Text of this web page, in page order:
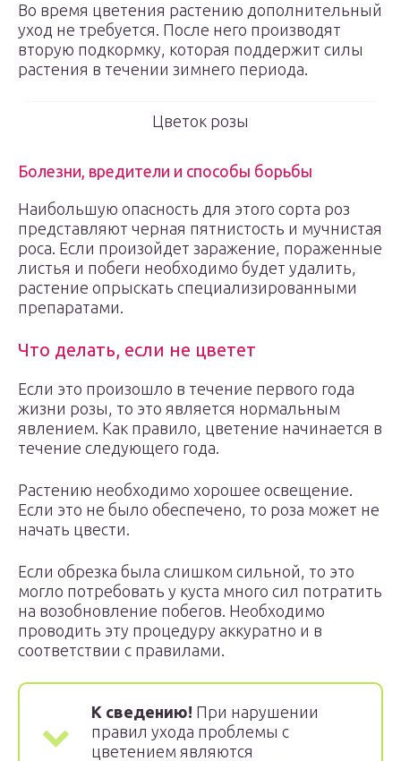
Во время цветения растению дополнительный
уход не требуется. После него производят
вторую подкормку, которая поддержит силы
растения в течении зимнего периода.
Цветок розы
Болезни, вредители и способы борьбы
Наибольшую опасность для этого сорта роз
представляют черная пятнистость и мучнистая
роса. Если произойдет заражение, пораженные
листья и побеги необходимо будет удалить,
растение опрыскать специализированными
препаратами.
Что делать, если не цветет
Если это произошло в течение первого года
жизни розы, то это является нормальным
явлением. Как правило, цветение начинается в
течение следующего года.
Растению необходимо хорошее освещение.
Если это не было обеспечено, то роза может не
начать цвести.
Если обрезка была слишком сильной, то это
могло потребовать у куста много сил потратить
на возобновление побегов. Необходимо
проводить эту процедуру аккуратно и в
соответствии с правилами.
К сведению! При нарушении
правил ухода проблемы с
цветением являются